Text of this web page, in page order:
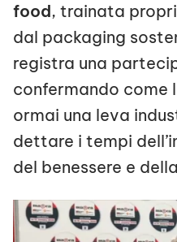
food, trainata
dal packaging
registra una
confermando come
ormai una leva
dettare i tempi
del benessere e